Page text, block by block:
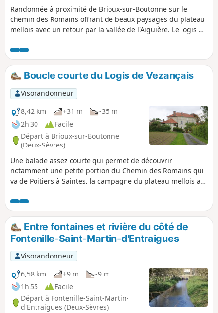
Randonnée à proximité de Brioux-sur-Boutonne sur le
chemin des Romains offrant de beaux paysages du plateau
mellois avec un retour par la vallée de l'Aiguière. Le logis de
Boucle courte du Logis de Vezançais
Visorandonneur
8,42 km
+31 m
-35 m
2h 30
Facile
Départ à Brioux-sur-Boutonne
(Deux-Sèvres)
Une balade assez courte qui permet de découvrir
notamment une petite portion du Chemin des Romains qui
va de Poitiers à Saintes, la campagne du plateau mellois au
l'Aiguière et du Dauphin et surtout le magnifique Logis de
Vezançais avec son pigeonnier et ses douves.
Entre fontaines et rivière du côté de
Fontenille-Saint-Martin-d'Entraigues
Visorandonneur
6,58 km
+9 m
-9 m
1h 55
Facile
Départ à Fontenille-Saint-Martin-
d'Entraigues (Deux-Sèvres)